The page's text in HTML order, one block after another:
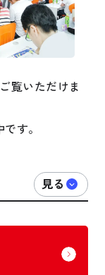
覧いただけま
す。